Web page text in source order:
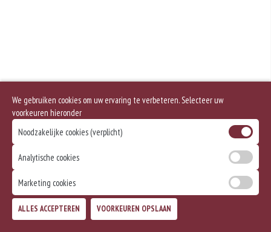
We gebruiken cookies om uw ervaring te verbeteren. Selecteer uw
voorkeuren hieronder
Noodzakelijke cookies (verplicht)
Analytische cookies
Marketing cookies
ALLES ACCEPTEREN VOORKEUREN OPSLAAN